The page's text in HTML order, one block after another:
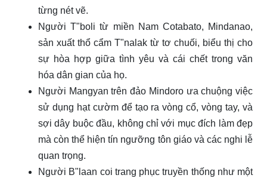
từng nét vẽ.
Người T"boli từ miền Nam Cotabato, Mindanao,
sản xuất thổ cẩm T"nalak từ tơ chuối, biểu thị cho
sự hòa hợp giữa tình yêu và cái chết trong văn
hóa dân gian của họ.
Người Mangyan trên đảo Mindoro ưa chuộng việc
sử dụng hạt cườm để tạo ra vòng cổ, vòng tay, và
sợi dây buộc đầu, không chỉ với mục đích làm đẹp
mà còn thể hiện tín ngưỡng tôn giáo và các nghi lễ
quan trọng.
Người B"laan coi trang phục truyền thống như một